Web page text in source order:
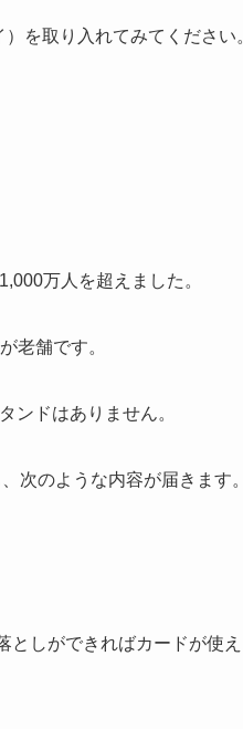
を取り入れてみてください
万人を超えました。
老舗です。
ンドはありません。
次のような内容が届きます。
しができればカードが使え